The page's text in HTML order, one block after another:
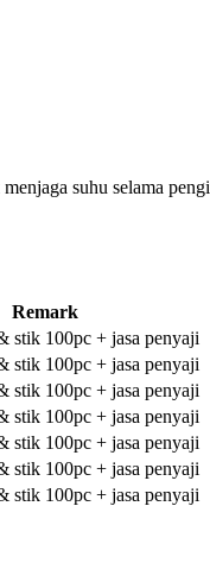
suhu selama
Remark
stik 100pc + jasa penyaji
stik 100pc + jasa penyaji
stik 100pc + jasa penyaji
stik 100pc + jasa penyaji
stik 100pc + jasa penyaji
stik 100pc + jasa penyaji
stik 100pc + jasa penyaji